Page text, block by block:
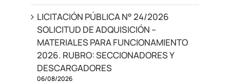
LICITACIÓN PÚBLICA N° 24/2026
SOLICITUD DE ADQUISICIÓN –
MATERIALES PARA FUNCIONAMIENTO
2026. RUBRO: SECCIONADORES Y
DESCARGADORES
06/08/2026